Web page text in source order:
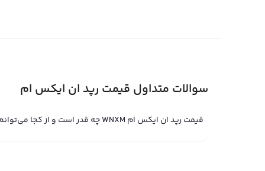
روی بلاکچین اتریوم می‌گذارد. قیمت لحظه ای رپد ان
سوالات متداول قیمت رپد ان ایکس ام
قیمت رپد ان ایکس ام WNXM چه قدر است و از کجا می‌توانم مشاهده کنم؟